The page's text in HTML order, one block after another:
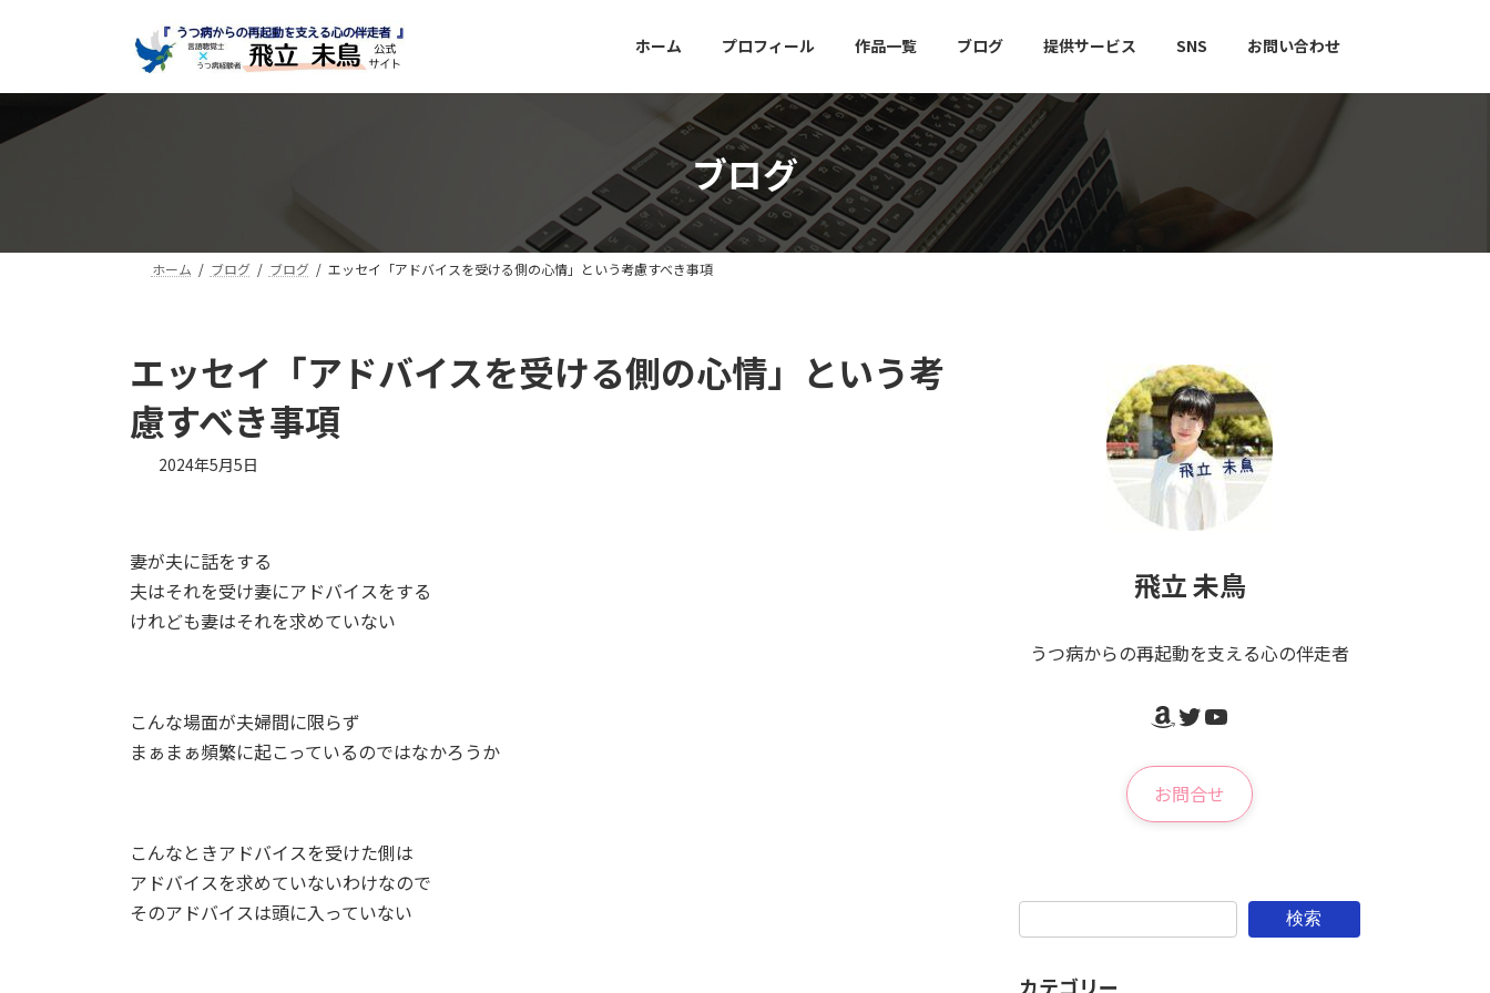
ン
へ
プ
ー
ョ
動
ホーム プロフィール 作品一覧 ブログ 提供サービス SNS お問い合わせ
ブログ
ホーム ブログ ブログ エッセイ「アドバイスを受ける側の心情」という考慮すべき事項
エッセイ「アドバイスを受ける側の心情」という考
慮すべき事項
最
日
時
:
2024年5月5日
妻が夫に話をする
夫はそれを受け妻にアドバイスをする
けれども妻はそれを求めていない
こんな場面が夫婦間に限らず
まぁまぁ頻繁に起こっているのではなかろうか
こんなときアドバイスを受けた側は
アドバイスを求めていないわけなので
そのアドバイスは頭に入っていない
飛立 未鳥
うつ病からの再起動を支える心の伴走者
Amazon
Twitter
YouTube
お問合せ
検索
カテゴリー